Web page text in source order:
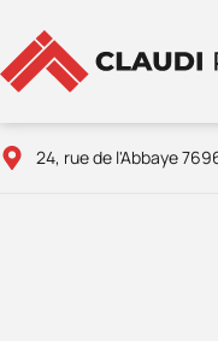
24, rue de l'Abbaye